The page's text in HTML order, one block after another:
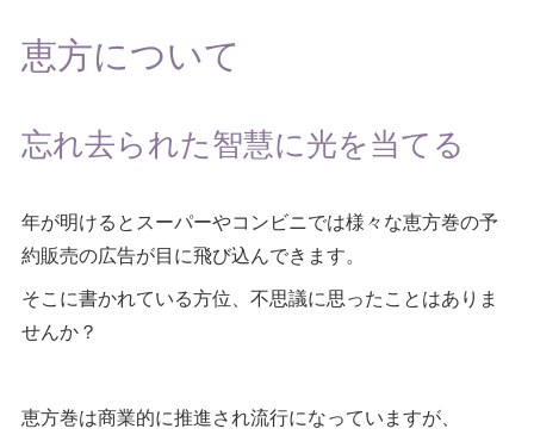
恵方について
忘れ去られた智慧に光を当てる
年が明けるとスーパーやコンビニでは様々な恵方巻の予
約販売の広告が目に飛び込んできます。
そこに書かれている方位、不思議に思ったことはありま
せんか？
恵方巻は商業的に推進され流行になっていますが、